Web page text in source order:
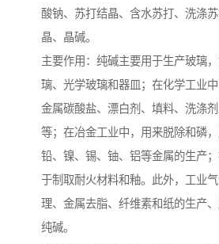
酸钠、苏打结晶、含水苏打、洗涤
晶、晶碱。
主要作用：纯碱主要用于生产玻璃
璃、光学玻璃和器皿；在化学工业中
金属碳酸盐、漂白剂、填料、洗涤
等；在冶金工业中，用来脱除和磷，
铅、镍、锡、铀、铝等金属的生产
于制取耐火材料和釉。此外，工业
理、金属去脂、纤维素和纸的生产
纯碱。